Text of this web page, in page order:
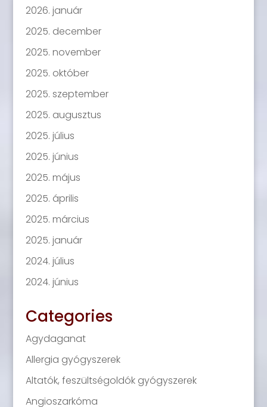
2026. január
2025. december
2025. november
2025. október
2025. szeptember
2025. augusztus
2025. július
2025. június
2025. május
2025. április
2025. március
2025. január
2024. július
2024. június
Categories
Agydaganat
Allergia gyógyszerek
Altatók, feszültségoldók gyógyszerek
Angioszarkóma